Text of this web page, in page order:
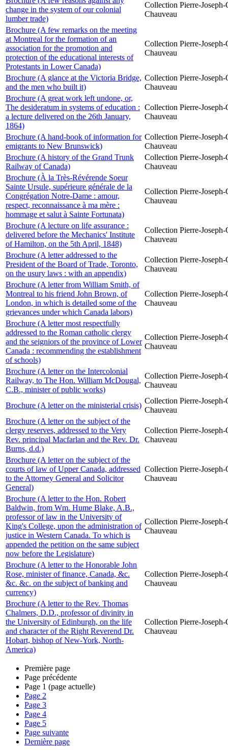
change in the system of our colonial
lumber trade)
Collection Pierre-
Chauveau
Brochure (A few remarks on the meeting
at Montreal for the formation of an
association for the promotion and
protection of the educational interests of
Protestants in Lower Canada)
Collection Pierre-
Chauveau
Brochure (A glance at the Victoria Bridge,
and the men who built it)
Collection Pierre-
Chauveau
Brochure (A great work left undone, or,
The desideratum in systems of education :
a lecture delivered on the 26th January,
1864)
Collection Pierre-
Chauveau
Brochure (A hand-book of information for
emigrants to New Brunswick)
Collection Pierre-
Chauveau
Brochure (A history of the Grand Trunk
Railway of Canada)
Collection Pierre-
Chauveau
Brochure (À la Très-Révérende Soeur
Sainte Ursule, supérieure générale de la
Congrégation Notre-Dame : amour,
respect, reconnaissance à ma mère :
hommage et salut à Sainte Fortunata)
Collection Pierre-
Chauveau
Brochure (A lecture on life assurance :
delivered before the Mechanics' Institute
of Hamilton, on the 5th April, 1848)
Collection Pierre-
Chauveau
Brochure (A letter addressed to the
President of the Board of Trade, Toronto,
on the usury laws : with an appendix)
Collection Pierre-
Chauveau
Brochure (A letter from William Smith, of
Montreal to his friend John Brown, of
London, in which is detailed some of the
grievances under which Canada labors)
Collection Pierre-
Chauveau
Brochure (A letter most respectfully
addressed to the Roman catholic clergy
and the seigniors of the province of Lower
Canada : recommending the establishment
of schools)
Collection Pierre-
Chauveau
Brochure (A letter on the Intercolonial
Railway, to The Hon. William McDougal,
C.B., minister of public works)
Collection Pierre-
Chauveau
Brochure (A letter on the ministerial crisis)
Collection Pierre-
Chauveau
Brochure (A letter on the subject of the
clergy reserves, addressed to the Very
Rev. principal Macfarlan and the Rev. Dr.
Burns, d.d.)
Collection Pierre-
Chauveau
Brochure (A letter on the subject of the
courts of law of Upper Canada, addressed
to the Attorney General and Solicitor
General)
Collection Pierre-
Chauveau
Brochure (A letter to the Hon. Robert
Baldwin, from Wm. Hume Blake, A.B.,
professor of law in the University of
King's College, upon the administration of
justice in Western Canada. To which is
appended the petition on the same subject
now before the Legislature)
Collection Pierre-
Chauveau
Brochure (A letter to the Honorable John
Rose, minister of finance, Canada, &c.
&c. &c. on the subject of banking and
currency)
Collection Pierre-
Chauveau
Brochure (A letter to the Rev. Thomas
Chalmers, D.D., professor of divinity in
the University of Edinburgh, on the life
and character of the Right Reverend Dr.
Hobart, bishop of New-York, North-
America)
Collection Pierre-
Chauveau
Première page
Page précédente
Page 1 (page actuelle)
Page 2
Page 3
Page 4
Page 5
Page suivante
Dernière page